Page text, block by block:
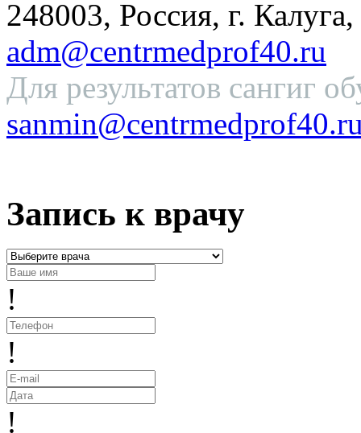
248003, Россия, г.
adm@centrmedprof40.ru
Для результатов сангиг
Запись к врачу
!
!
!